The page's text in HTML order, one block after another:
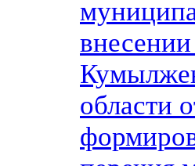
области